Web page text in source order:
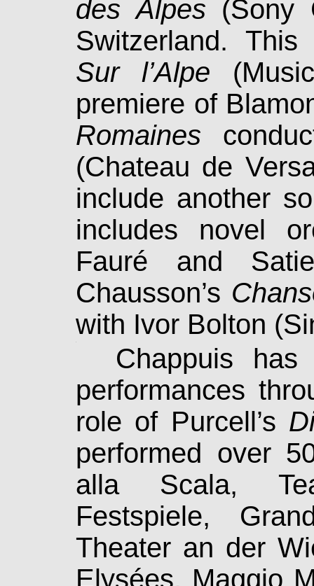
des Alpes (Sony
Switzerland.
Sur l’Alpe
premiere of
Romaines
(Chateau de
include another
includes novel
Fauré and
Chausson’s
with Ivor Bolton
.
Chappuis has
performances
role of Purcell’s
performed over
alla Scala,
Festspiele,
Theater an der
Elysées, Maggio